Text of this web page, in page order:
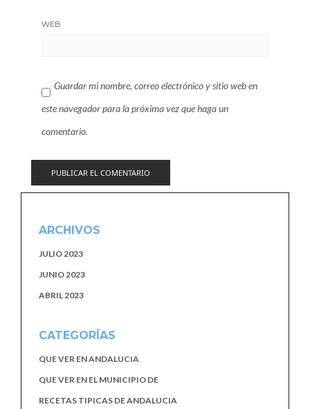
WEB
Guardar mi nombre, correo electrónico y sitio web en
este navegador para la próxima vez que haga un
comentario.
ARCHIVOS
JULIO 2023
JUNIO 2023
ABRIL 2023
CATEGORÍAS
QUE VER EN ANDALUCIA
QUE VER EN EL MUNICIPIO DE
RECETAS TIPICAS DE ANDALUCIA